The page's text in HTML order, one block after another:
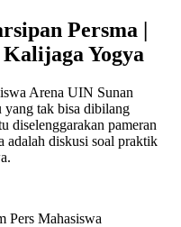
Persma |
Yogya
Arena UIN Sunan
tak bisa dibilang
diselenggarakan pameran
adalah diskusi soal praktik
Pers Mahasiswa